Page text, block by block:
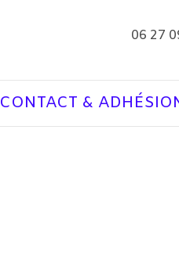
06 27
CONTACT &